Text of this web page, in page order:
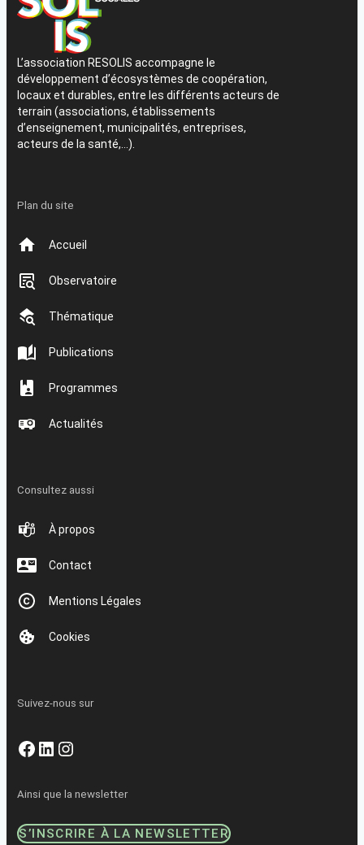
L’association RESOLIS accompagne le
développement d’écosystèmes de coopération,
locaux et durables, entre les différents acteurs de
terrain (associations, établissements
d’enseignement, municipalités, entreprises,
acteurs de la santé,…).
Plan du site
Accueil
Observatoire
Thématique
Publications
Programmes
Actualités
Consultez aussi
À propos
Contact
Mentions Légales
Cookies
Suivez-nous sur
Facebook
LinkedIn
Instagram
Ainsi que la newsletter
S’INSCRIRE À LA NEWSLETTER